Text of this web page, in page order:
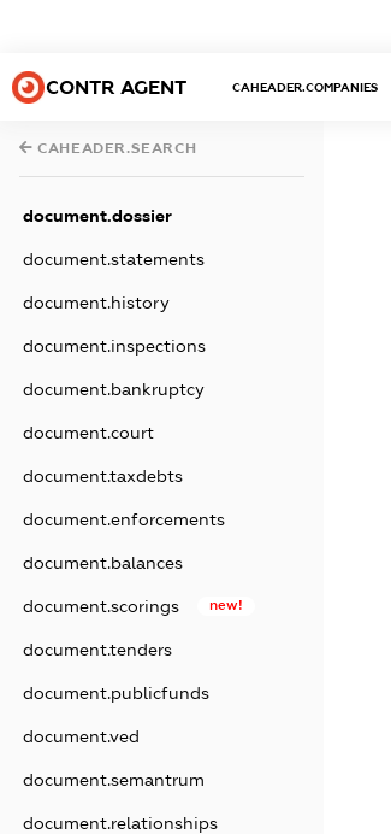
CONTR AGENT CAHEADER.COMPANIES
CAHEADER.SEARCH
document.dossier
document.statements
document.history
document.inspections
document.bankruptcy
document.court
document.taxdebts
document.enforcements
document.balances
document.scorings new!
document.tenders
document.publicfunds
document.ved
document.semantrum
document.relationships